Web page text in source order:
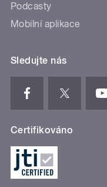
Podcasty
Mobilní aplikace
Sledujte nás
Certifikováno